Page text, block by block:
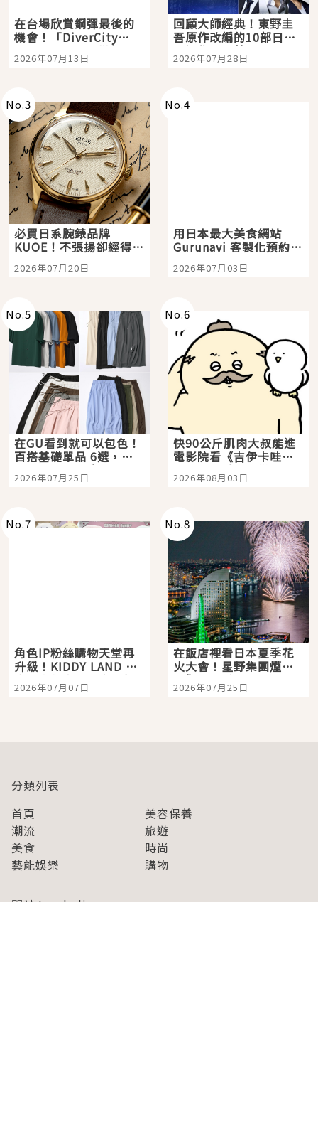
在台場欣賞鋼彈最後的
機會！「DiverCity
Tokyo Plaza」搭船、
購物、美食及夜景，一
2026年07月13日
回顧大師經典！東野圭
吾原作改編的10部日本
影視作品推薦
2026年07月28日
No.3
必買日系腕錶品牌
KUOE！不張揚卻經得起
時間洗鍊的經典之作五
選
2026年07月20日
No.4
用日本最大美食網站
Gurunavi 客製化預約九
大都市餐廳，打造專屬
美食體驗！
2026年07月03日
No.5
在GU看到就可以包色！
百搭基礎單品 6選，閉
眼全收也不心疼
2026年07月25日
No.6
快90公斤肌肉大叔能進
電影院看《吉伊卡哇》
嗎？日本重金屬樂團
「打首」會長與nagano
2026年08月03日
No.7
角色IP粉絲購物天堂再
升級！KIDDY LAND 原
宿店吉伊卡哇迎客，新
開幕 OMOKADO 店3分
2026年07月07日
No.8
在飯店裡看日本夏季花
火大會！星野集團煙火
景觀飯店6選，讓你不用
人擠人悠閒欣賞
2026年07月25日
分類列表
首頁
美容保養
潮流
旅遊
美食
時尚
藝能娛樂
購物
關於Japaholic